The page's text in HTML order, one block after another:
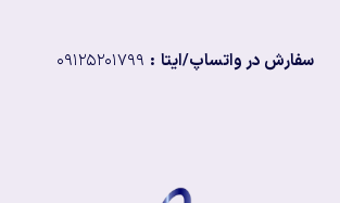
سفارش در واتساپ/ایتا :